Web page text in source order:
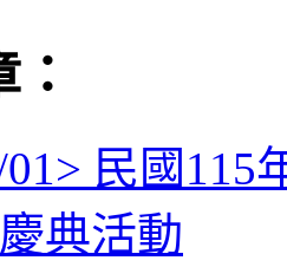
> 民國115
典活動